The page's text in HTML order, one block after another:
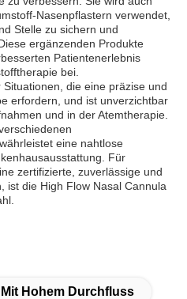
Nasenpflastern verwendet,
Stelle zu sichern und
ergänzenden Produkte
Patientenerlebnis
bei.
die eine präzise und
erfordern, und ist unverzichtbar
und in der Atemtherapie.
eine nahtlose
Für
zertifizierte, zuverlässige und
ist die High Flow Nasal Cannula
Hohem Durchfluss